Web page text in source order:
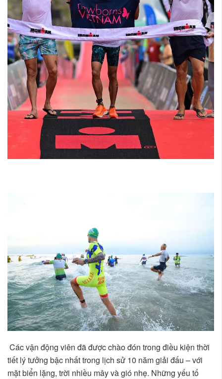
Các vận động viên đã được chào đón trong điều kiện thời
tiết lý tưởng bậc nhất trong lịch sử 10 năm giải đấu – với
mặt biển lặng, trời nhiều mây và gió nhẹ. Những yếu tố